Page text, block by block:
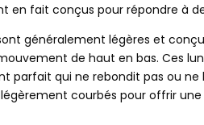
en fait conçus pour répondre à
généralement légères et
de haut en bas. Ces
parfait qui ne rebondit pas ou ne
courbés pour offrir